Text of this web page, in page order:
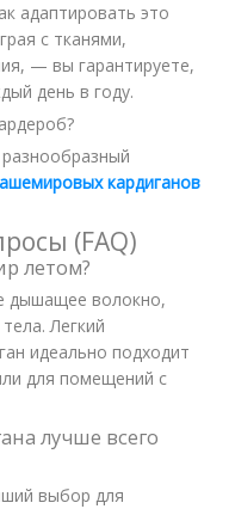
адаптировать это
с тканями,
— вы гарантируете,
день в году.
кардиганов
(FAQ)
летом?
дышащее волокно,
Легкий
идеально подходит
для помещений с
лучше всего
выбор для